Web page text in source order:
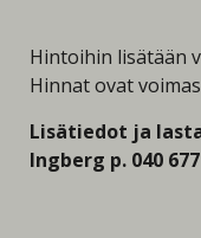
Hintoihin lisätään
Hinnat ovat
Lisätiedot ja
Ingberg p. 040